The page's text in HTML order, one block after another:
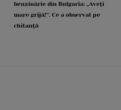
benzinărie din Bulgaria: „Aveți
mare grijă!”. Ce a observat pe
chitanță